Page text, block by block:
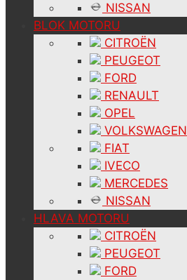
NISSAN
BLOK MOTORU
CITROËN
PEUGEOT
FORD
RENAULT
OPEL
VOLKSWAGEN
FIAT
IVECO
MERCEDES
NISSAN
HLAVA MOTORU
CITROËN
PEUGEOT
FORD